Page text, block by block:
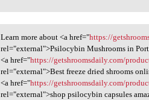
Learn more about <a href=
Learn more about <a href="https://
rel="external">Psilocybin Mushrooms in
<a href="https://getshroomsdaily.com/
rel="external">Best freeze dried shrooms
<a href="https://getshroomsdaily.com/
rel="external">shop psilocybin capsules